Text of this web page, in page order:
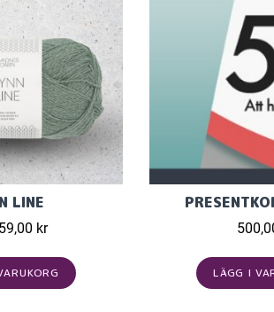
LINE
kr
LÄGG I